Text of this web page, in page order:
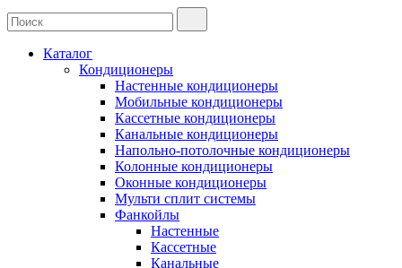
Каталог
Кондиционеры
Настенные кондиционеры
Мобильные кондиционеры
Кассетные кондиционеры
Канальные кондиционеры
Напольно-потолочные кондиционеры
Колонные кондиционеры
Оконные кондиционеры
Мульти сплит системы
Фанкойлы
Настенные
Кассетные
Канальные